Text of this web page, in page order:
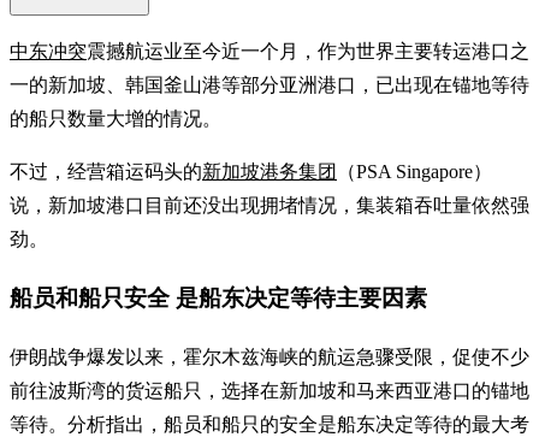
中东冲突震撼航运业至今近一个月，作为世界主要转运港口之
一的新加坡、韩国釜山港等部分亚洲港口，已出现在锚地等待
的船只数量大增的情况。
不过，经营箱运码头的新加坡港务集团
（PSA Singapore）
说，新加坡港口目前还没出现拥堵情况，集装箱吞吐量依然强
劲。
船员和船只安全 是船东决定等待主要因素
伊朗战争爆发以来，霍尔木兹海峡的航运急骤受限，促使不少
前往波斯湾的货运船只，选择在新加坡和马来西亚港口的锚地
等待。分析指出，船员和船只的安全是船东决定等待的最大考